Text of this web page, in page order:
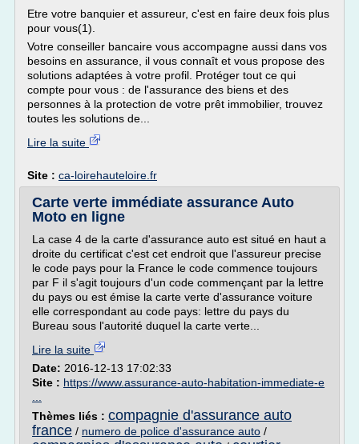
Etre votre banquier et assureur, c'est en faire deux fois plus
pour vous(1).
Votre conseiller bancaire vous accompagne aussi dans vos
besoins en assurance, il vous connaît et vous propose des
solutions adaptées à votre profil. Protéger tout ce qui
compte pour vous : de l'assurance des biens et des
personnes à la protection de votre prêt immobilier, trouvez
toutes les solutions de...
Lire la suite
Site : ca-loirehauteloire.fr
Carte verte immédiate assurance Auto
Moto en ligne
La case 4 de la carte d'assurance auto est situé en haut a
droite du certificat c'est cet endroit que l'assureur precise
le code pays pour la France le code commence toujours
par F il s'agit toujours d'un code commençant par la lettre
du pays ou est émise la carte verte d'assurance voiture
elle correspondant au code pays: lettre du pays du
Bureau sous l'autorité duquel la carte verte...
Lire la suite
Date: 2016-12-13 17:02:33
Site : https://www.assurance-auto-habitation-immediate-e
Thèmes liés : compagnie d'assurance auto
france / numero de police d'assurance auto /